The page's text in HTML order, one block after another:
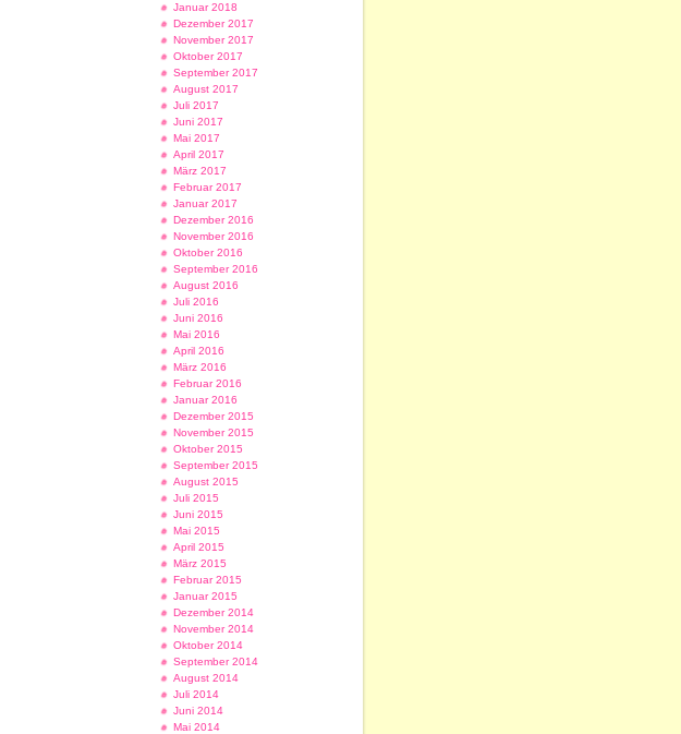
Januar 2018
Dezember 2017
November 2017
Oktober 2017
September 2017
August 2017
Juli 2017
Juni 2017
Mai 2017
April 2017
März 2017
Februar 2017
Januar 2017
Dezember 2016
November 2016
Oktober 2016
September 2016
August 2016
Juli 2016
Juni 2016
Mai 2016
April 2016
März 2016
Februar 2016
Januar 2016
Dezember 2015
November 2015
Oktober 2015
September 2015
August 2015
Juli 2015
Juni 2015
Mai 2015
April 2015
März 2015
Februar 2015
Januar 2015
Dezember 2014
November 2014
Oktober 2014
September 2014
August 2014
Juli 2014
Juni 2014
Mai 2014